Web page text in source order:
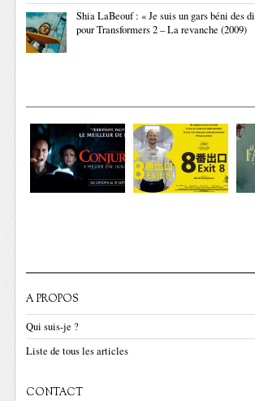
Shia LaBeouf : « Je suis un gars béni des
pour Transformers 2 – La revanche (2009)
A PROPOS
Qui suis-je ?
Liste de tous les articles
CONTACT